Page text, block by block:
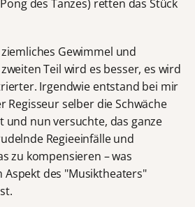
des Tanzes) retten das Stück
Gewimmel und
Teil wird es besser, es wird
Irgendwie entstand bei mir
Regisseur selber die Schwäche
und nun versuchte, das ganze
Regieeinfälle und
zu kompensieren – was
des "Musiktheaters"